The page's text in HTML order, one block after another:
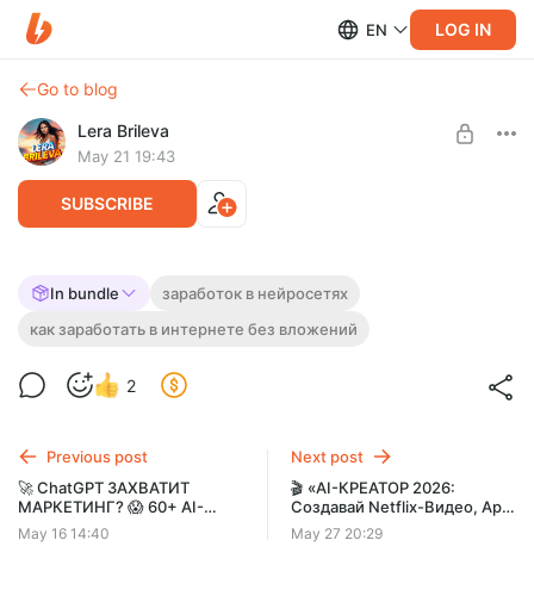
EN LOG IN
Go to blog
Lera Brileva
May 21 19:43
SUBSCRIBE
🚀 «YouTube БЕЗ ЛИЦА: Как Новички
Выводят Каналы на $1000+ в Месяц c
Полный разбор схемы запуска YouTube-канала без опыта,
Level required:
In bundle
заработок в нейросетях
как заработать в интернете без вложений
2
Previous post
🚀 ChatGPT ЗАХВАТИТ
МАРКЕТИНГ? 😱 60+ AI-
СИСТЕМ для ВИРУСНОГО
PR и ПРОДАЖ 2026
May 16 14:40
Next post
🎬 «AI-КРЕАТОР 2026:
Создавай Netflix-Видео, Арт
и Мультфильмы БЕЗ
Студии!» 🚀🔥
May 27 20:29